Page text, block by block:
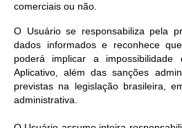
comerciais ou não.
O Usuário se responsabiliza pela
dados informados e reconhece
poderá implicar a
Aplicativo, além das sanções
previstas na legislação brasileira,
administrativa.